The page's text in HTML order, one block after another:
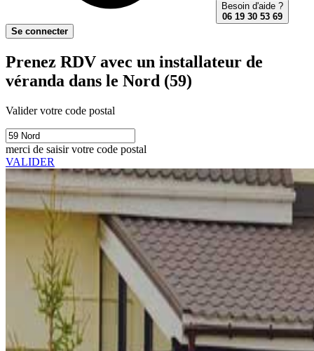
Besoin d'aide ?
06 19 30 53 69
Se connecter
Prenez RDV avec un installateur de
véranda dans le Nord (59)
Valider votre code postal
merci de saisir votre code postal
VALIDER